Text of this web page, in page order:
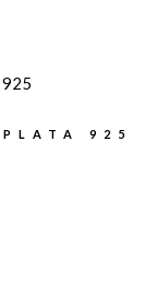
925